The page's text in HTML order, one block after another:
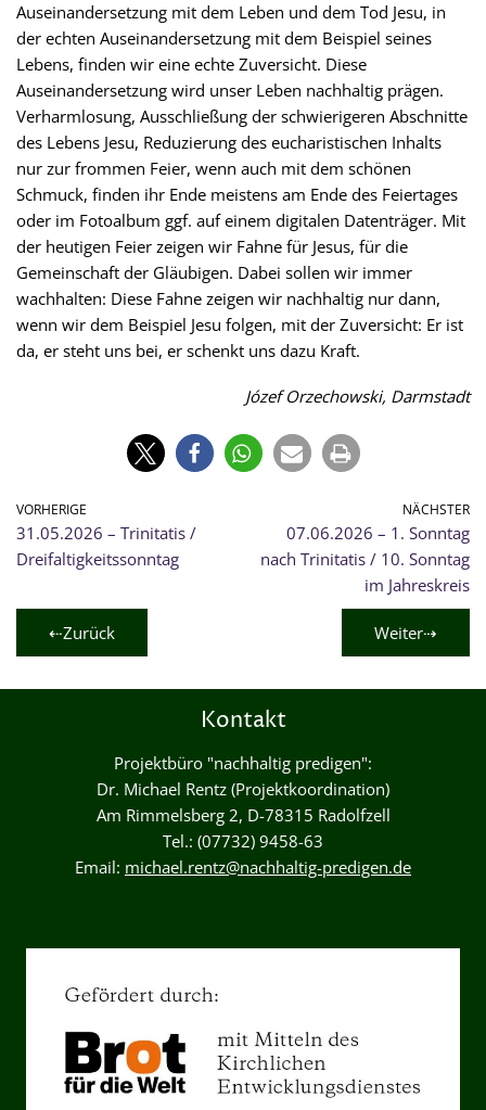
Auseinandersetzung mit dem Leben und dem Tod Jesu, in
der echten Auseinandersetzung mit dem Beispiel seines
Lebens, finden wir eine echte Zuversicht. Diese
Auseinandersetzung wird unser Leben nachhaltig prägen.
Verharmlosung, Ausschließung der schwierigeren Abschnitte
des Lebens Jesu, Reduzierung des eucharistischen Inhalts
nur zur frommen Feier, wenn auch mit dem schönen
Schmuck, finden ihr Ende meistens am Ende des Feiertages
oder im Fotoalbum ggf. auf einem digitalen Datenträger. Mit
der heutigen Feier zeigen wir Fahne für Jesus, für die
Gemeinschaft der Gläubigen. Dabei sollen wir immer
wachhalten: Diese Fahne zeigen wir nachhaltig nur dann,
wenn wir dem Beispiel Jesu folgen, mit der Zuversicht: Er ist
da, er steht uns bei, er schenkt uns dazu Kraft.
Józef Orzechowski, Darmstadt
VORHERIGE
31.05.2026 – Trinitatis /
Dreifaltigkeitssonntag
NÄCHSTER
07.06.2026 – 1. Sonntag
nach Trinitatis / 10. Sonntag
im Jahreskreis
⇠Zurück Weiter⇢
Kontakt
Projektbüro "nachhaltig predigen":
Dr. Michael Rentz (Projektkoordination)
Am Rimmelsberg 2, D-78315 Radolfzell
Tel.: (07732) 9458-63
Email: michael.rentz@nachhaltig-predigen.de